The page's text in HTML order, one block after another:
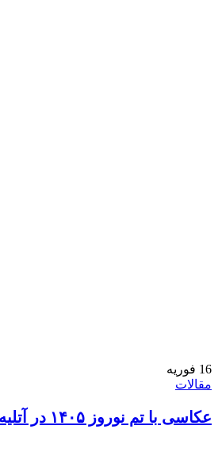
16 فوریه
مقالات
عکاسی با تم نوروز ۱۴۰۵ در آتلیه کودک مهتا کرج